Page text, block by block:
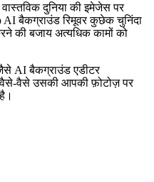
दुनिया की इमेजेस पर
AI बैकग्राउंड रिमूवर कुछेक चुनिंदा
की बजाय अत्यधिक कामों को
AI बैकग्राउंड एडीटर
वैसे उसकी आपकी फ़ोटोज़ पर